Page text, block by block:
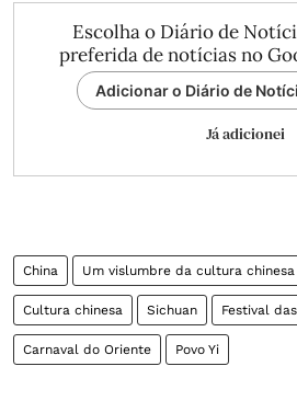
Escolha o Diário de
preferida de notícias no
Adicionar o Diário de
Já adicionei
China Um vislumbre da cultura chinesa
Cultura chinesa Sichuan Festival
Carnaval do Oriente Povo Yi